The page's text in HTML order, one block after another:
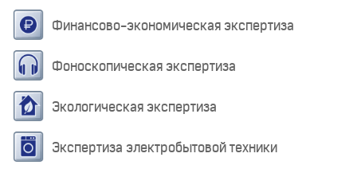
Финансово-экономическая экспертиза
Фоноскопическая экспертиза
Экологическая экспертиза
Экспертиза электробытовой техники